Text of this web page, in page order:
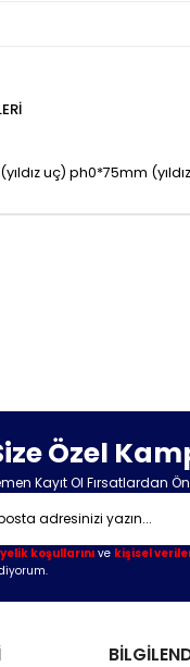
uç) ph0*75mm
Özel
Kayıt Ol Fırsatlardan
koşullarını ve kişisel